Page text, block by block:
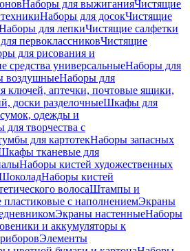
Наборы для выжиганияЧистящие
Наборы для досокЧистящие
для лепкиЧистящие салфетки
первоклассниковЧистящие
для рисования и
средства универсальныеНаборы для
воздушныеНаборы для
ключей, аптечки, почтовые ящики,
доски разделочныеШкафы для
одежды и
для творчества с
для картотекНаборы запасных
тканевые для
Наборы кистей художественных
Наборы кистей
волосаШтампы и
с наполнениемЭкраны
Экраны настенныеНаборы
и аккумуляторы к
Элементы